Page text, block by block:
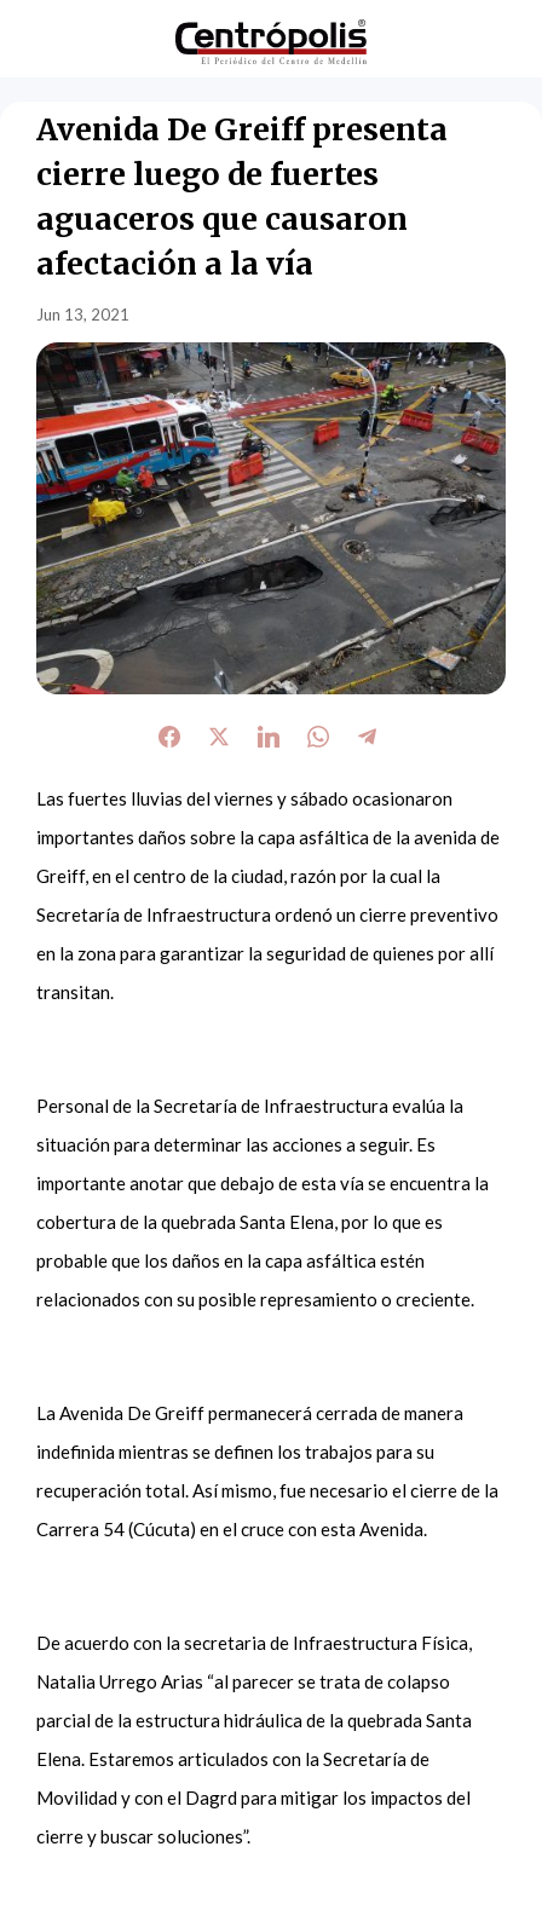
Avenida De Greiff presenta
cierre luego de fuertes
aguaceros que causaron
afectación a la vía
Jun 13, 2021
Las fuertes lluvias del viernes y sábado ocasionaron
importantes daños sobre la capa asfáltica de la avenida de
Greiff, en el centro de la ciudad, razón por la cual la
Secretaría de Infraestructura ordenó un cierre preventivo
en la zona para garantizar la seguridad de quienes por allí
transitan.
Personal de la Secretaría de Infraestructura evalúa la
situación para determinar las acciones a seguir. Es
importante anotar que debajo de esta vía se encuentra la
cobertura de la quebrada Santa Elena, por lo que es
probable que los daños en la capa asfáltica estén
relacionados con su posible represamiento o creciente.
La Avenida De Greiff permanecerá cerrada de manera
indefinida mientras se definen los trabajos para su
recuperación total. Así mismo, fue necesario el cierre de la
Carrera 54 (Cúcuta) en el cruce con esta Avenida.
De acuerdo con la secretaria de Infraestructura Física,
Natalia Urrego Arias “al parecer se trata de colapso
parcial de la estructura hidráulica de la quebrada Santa
Elena. Estaremos articulados con la Secretaría de
Movilidad y con el Dagrd para mitigar los impactos del
cierre y buscar soluciones”.